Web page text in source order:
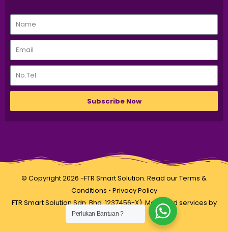
Subscribe Now
© Copyright 2026 -FTR Smart Solution. Read ourTerms &
Conditions • Privacy Policy
FTR Smart Solution Sdn. Bhd. 1237456-X). Managed services by
LamanWeb
Perlukan Bantuan ?